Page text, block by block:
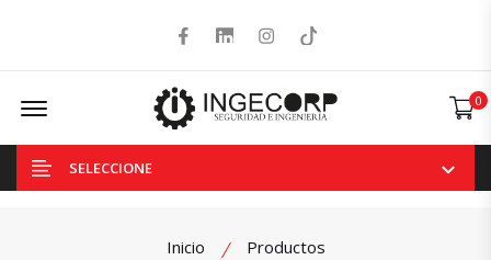
FacebookLinkedInInstagram
Tiktok
Offcanvas Menu Open 0
SELECCIONE
Inicio Productos